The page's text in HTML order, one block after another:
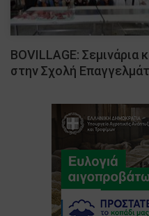
ΒΟVILLAGE: Σεμινάρια
στην Σχολή